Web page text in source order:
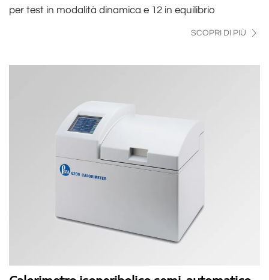
per test in modalità dinamica e 12 in equilibrio
SCOPRI DI PIÙ